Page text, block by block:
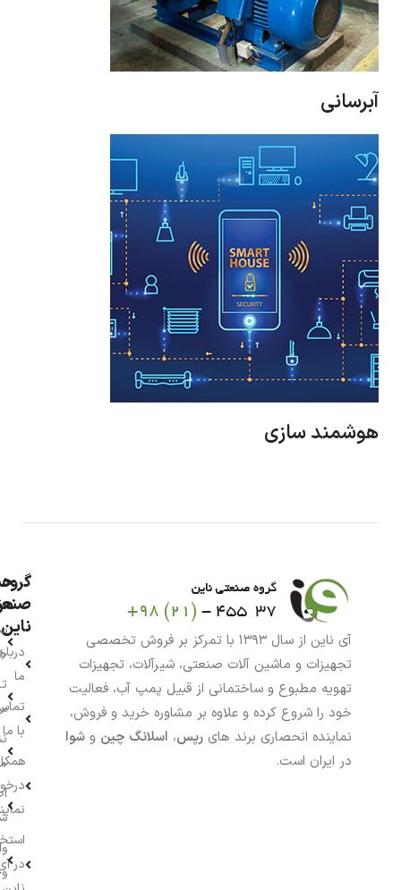
آبرسانی
هوشمند سازی
آی ناین از سال ۱۳۹۳ با تمرکز بر فروش تخصصی
تجهیزات و ماشین آلات صنعتی، شیرآلات، تجهیزات
تهویه مطبوع و ساختمانی از قبیل پمپ آب، فعالیت
خود را شروع کرده و علاوه بر مشاوره خرید و فروش،
نماینده انحصاری برند های رپس، اسلانگ چین و شوا
در ایران است.
گروه
ناین
ما
با ما
در